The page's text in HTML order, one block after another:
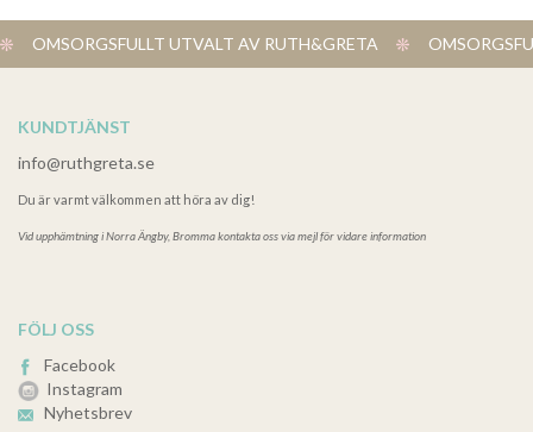
OMSORGSFULLT UTVALT AV RUTH&GRETA
KUNDTJÄNST
info@ruthgreta.se
Du är varmt välkommen att höra av dig!
Vid upphämtning iNorra Ängby, Bromma kontakta oss via mejl för vidare information
FÖLJ OSS
Facebook
Instagram
Nyhetsbrev